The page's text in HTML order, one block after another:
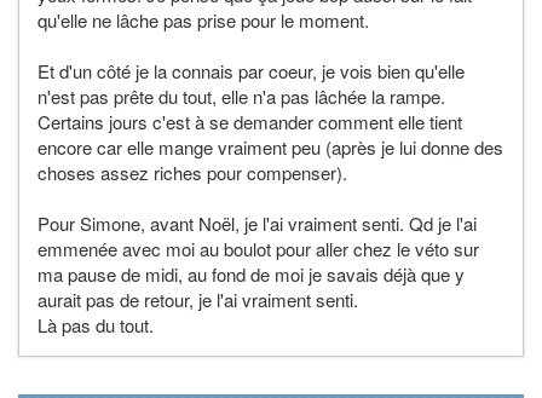
qu'elle ne lâche pas prise pour le moment.
Et d'un côté je la connais par coeur, je vois bien qu'elle
n'est pas prête du tout, elle n'a pas lâchée la rampe.
Certains jours c'est à se demander comment elle tient
encore car elle mange vraiment peu (après je lui donne des
choses assez riches pour compenser).
Pour Simone, avant Noël, je l'ai vraiment senti. Qd je l'ai
emmenée avec moi au boulot pour aller chez le véto sur
ma pause de midi, au fond de moi je savais déjà que y
aurait pas de retour, je l'ai vraiment senti.
Là pas du tout.